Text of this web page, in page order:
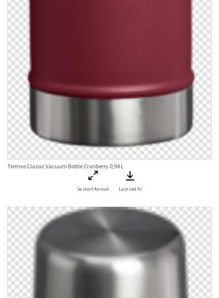
Termos Classic Vacuum Bottle Cranberry 0,94 L
Se stort format Last ned fil